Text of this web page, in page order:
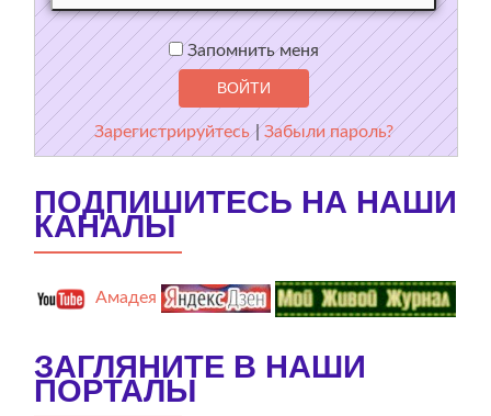
Запомнить меня
Зарегистрируйтесь |Забыли пароль?
ПОДПИШИТЕСЬ НА НАШИ
КАНАЛЫ
Амадея
ЗАГЛЯНИТЕ В НАШИ
ПОРТАЛЫ